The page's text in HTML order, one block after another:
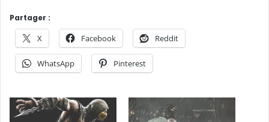
Partager :
X Facebook Reddit
WhatsApp Pinterest